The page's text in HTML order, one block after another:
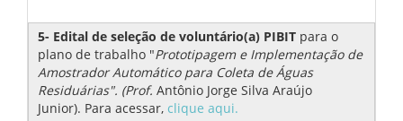
5- Edital de seleção de voluntário(a) PIBIT para o
plano de trabalho "Prototipagem e Implementação de
Amostrador Automático para Coleta de Águas
Residuárias". (Prof. Antônio Jorge Silva Araújo
Junior). Para acessar, clique aqui.